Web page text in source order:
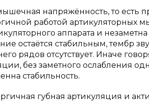
напряжённость, то есть
работой артикуляторных
аппарата и
остаётся стабильным, тембр
рядов отсутствует. Иначе
без заметного ослабления
стабильность.
губная артикуляция и